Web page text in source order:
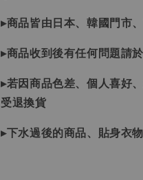
▸商品皆由日本、韓國門市
▸商品收到後有任何問題請
▸若因商品色差、個人喜好
受退換貨
▸下水過後的商品、貼身衣